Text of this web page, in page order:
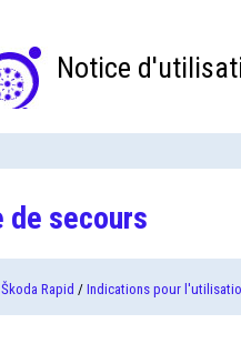
Notice
de secours
Rapid / Indications pour